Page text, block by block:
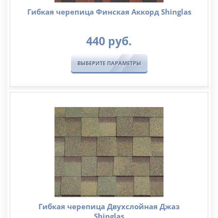
Гибкая черепица Финская Аккорд Shinglas
440 руб.
ВЫБЕРИТЕ ПАРАМЕТРЫ
Гибкая черепица Двухслойная Джаз
Shinglas